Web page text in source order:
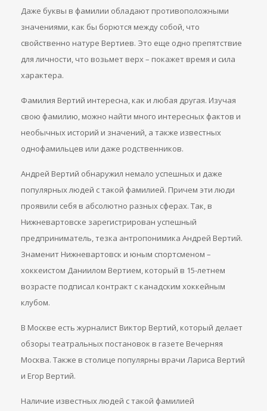
Даже буквы в фамилии обладают противоположными
значениями, как бы борются между собой, что
свойственно натуре Вертиев. Это еще одно препятствие
для личности, что возьмет верх – покажет время и сила
характера.
Фамилия Вертий интересна, как и любая другая. Изучая
свою фамилию, можно найти много интересных фактов и
необычных историй и значений, а также известных
однофамильцев или даже родственников.
Андрей Вертий обнаружил немало успешных и даже
популярных людей с такой фамилией. Причем эти люди
проявили себя в абсолютно разных сферах. Так, в
Нижневартовске зарегистрирован успешный
предприниматель, тезка антропонимика Андрей Вертий.
Знаменит Нижневартовск и юным спортсменом –
хоккеистом Даниилом Вертием, который в 15-летнем
возрасте подписал контракт с канадским хоккейным
клубом.
В Москве есть журналист Виктор Вертий, который делает
обзоры театральных постановок в газете Вечерняя
Москва. Также в столице популярны врачи Лариса Вертий
и Егор Вертий.
Наличие известных людей с такой фамилией